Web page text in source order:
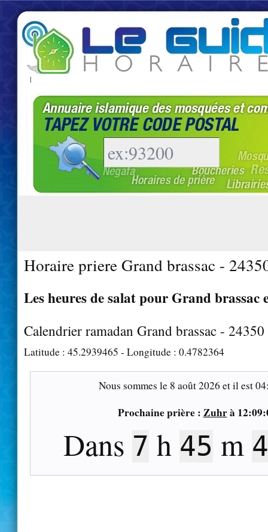
|
Horaire priere Grand brassac -
Les heures de salat pour Grand brassac
Calendrier ramadan Grand brassac - 24350
Latitude : 45.2939465 - Longitude : 0.4782364
Nous sommes le 8 août 2026 et il est
Prochaine prière : Zuhrà
Dans 7 h 45 m